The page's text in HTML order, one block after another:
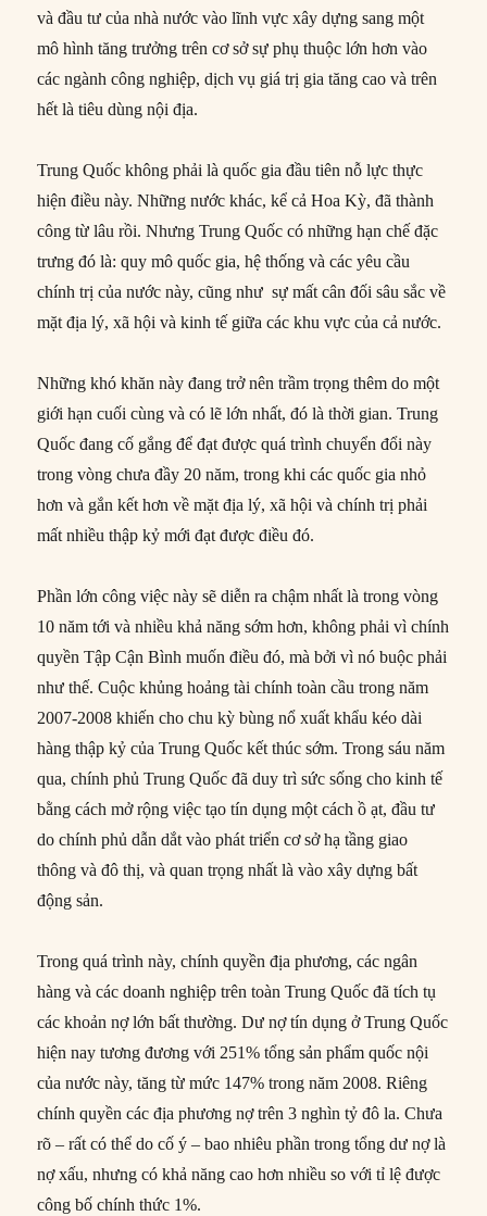
và đầu tư của nhà nước vào lĩnh vực xây dựng sang một
mô hình tăng trưởng trên cơ sở sự phụ thuộc lớn hơn vào
các ngành công nghiệp, dịch vụ giá trị gia tăng cao và trên
hết là tiêu dùng nội địa.
Trung Quốc không phải là quốc gia đầu tiên nỗ lực thực
hiện điều này. Những nước khác, kể cả Hoa Kỳ, đã thành
công từ lâu rồi. Nhưng Trung Quốc có những hạn chế đặc
trưng đó là: quy mô quốc gia, hệ thống và các yêu cầu
chính trị của nước này, cũng như sự mất cân đối sâu sắc về
mặt địa lý, xã hội và kinh tế giữa các khu vực của cả nước.
Những khó khăn này đang trở nên trầm trọng thêm do một
giới hạn cuối cùng và có lẽ lớn nhất, đó là thời gian. Trung
Quốc đang cố gắng để đạt được quá trình chuyển đổi này
trong vòng chưa đầy 20 năm, trong khi các quốc gia nhỏ
hơn và gắn kết hơn về mặt địa lý, xã hội và chính trị phải
mất nhiều thập kỷ mới đạt được điều đó.
Phần lớn công việc này sẽ diễn ra chậm nhất là trong vòng
10 năm tới và nhiều khả năng sớm hơn, không phải vì chính
quyền Tập Cận Bình muốn điều đó, mà bởi vì nó buộc phải
như thế. Cuộc khủng hoảng tài chính toàn cầu trong năm
2007-2008 khiến cho chu kỳ bùng nổ xuất khẩu kéo dài
hàng thập kỷ của Trung Quốc kết thúc sớm. Trong sáu năm
qua, chính phủ Trung Quốc đã duy trì sức sống cho kinh tế
bằng cách mở rộng việc tạo tín dụng một cách ồ ạt, đầu tư
do chính phủ dẫn dắt vào phát triển cơ sở hạ tầng giao
thông và đô thị, và quan trọng nhất là vào xây dựng bất
động sản.
Trong quá trình này, chính quyền địa phương, các ngân
hàng và các doanh nghiệp trên toàn Trung Quốc đã tích tụ
các khoản nợ lớn bất thường. Dư nợ tín dụng ở Trung Quốc
hiện nay tương đương với 251% tổng sản phẩm quốc nội
của nước này, tăng từ mức 147% trong năm 2008. Riêng
chính quyền các địa phương nợ trên 3 nghìn tỷ đô la. Chưa
rõ – rất có thể do cố ý – bao nhiêu phần trong tổng dư nợ là
nợ xấu, nhưng có khả năng cao hơn nhiều so với tỉ lệ được
công bố chính thức 1%.